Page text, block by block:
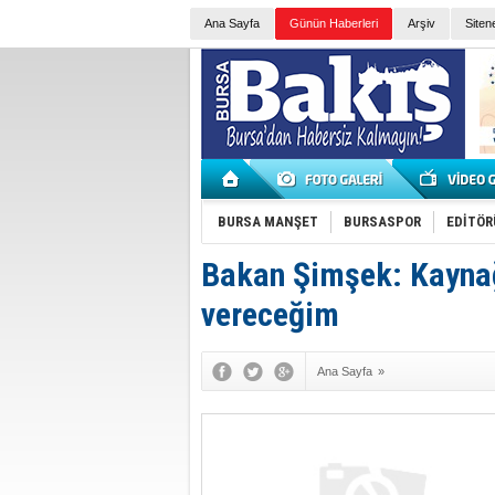
Ana Sayfa Günün Haberleri Arşiv
BURSA MANŞET BURSASPOR
Bakan Şimşek:
vereceğim
Ana Sayfa »